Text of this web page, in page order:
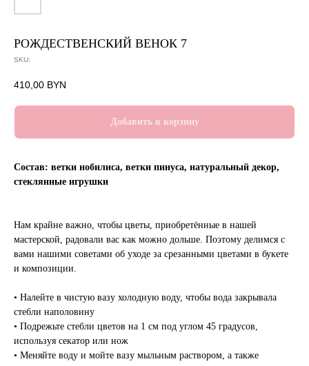
РОЖДЕСТВЕНСКИЙ ВЕНОК 7
SKU:
410,00 BYN
Добавить в корзину
Состав: ветки нобилиса, ветки пинуса, натуральный декор,
стеклянные игрушки
Нам крайне важно, чтобы цветы, приобретённые в нашей
мастерской, радовали вас как можно дольше. Поэтому делимся с
вами нашими советами об уходе за срезанными цветами в букете
и композиции.
• Налейте в чистую вазу холодную воду, чтобы вода закрывала
стебли наполовину
• Подрежьте стебли цветов на 1 см под углом 45 градусов,
используя секатор или нож
• Меняйте воду и мойте вазу мыльным раствором, а также